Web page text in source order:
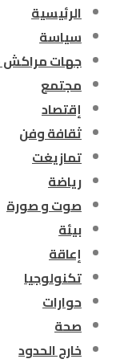
الرئيسية
سياسة
جهات
مجتمع
إقتصاد
ثقافة وفن
تمازيغت
رياضة
صوت و صورة
بيئة
إعاقة
تكنولوجيا
حوارات
صحة
خارج الحدود